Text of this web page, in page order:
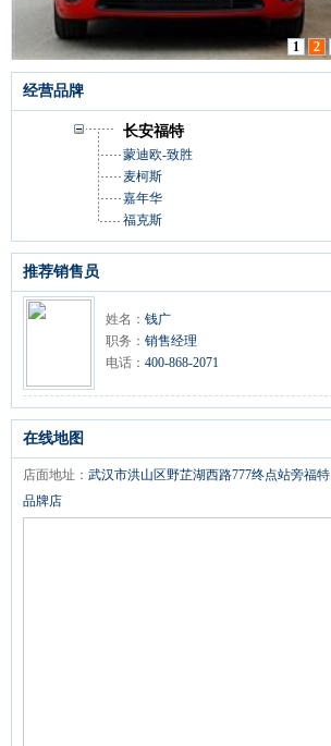
1 2
经营品牌
长安福特
蒙迪欧-致胜
麦柯斯
嘉年华
福克斯
推荐销售员
姓名： 钱广
职务： 销售经理
电话： 400-868-2071
在线地图
店面地址： 武汉市洪山区野芷湖西路777终点站旁福特
品牌店